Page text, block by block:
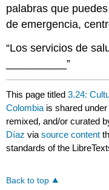
palabras que
de emergencia,
“Los servicios de
__________”
This page titled3.24:
Colombia is shared
remixed, and/or curated
Díaz viasource content
standards of the
Back to top